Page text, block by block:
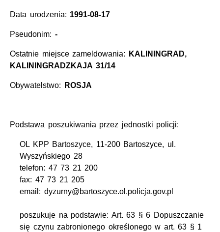
Data urodzenia: 1991-08-17
Pseudonim: -
Ostatnie miejsce zameldowania:
KALININGRAD,
KALININGRADZKAJA 31/14
Obywatelstwo: ROSJA
Podstawa poszukiwania przez jednostki policji:
OL KPP Bartoszyce, 11-200 Bartoszyce, ul.
Wyszyńskiego 28
telefon: 47 73 21 200
fax: 47 73 21 205
email: dyzurny@bartoszyce.ol.policja.gov.pl
poszukuje na podstawie: Art. 63 § 6 Dopuszczanie
się czynu zabronionego określonego w art. 63 § 1